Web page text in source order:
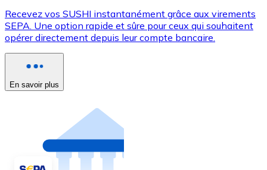
Recevez vos SUSHI instantanément grâce aux virements
SEPA. Une option rapide et sûre pour ceux qui souhaitent
opérer directement depuis leur compte bancaire.
En savoir plus